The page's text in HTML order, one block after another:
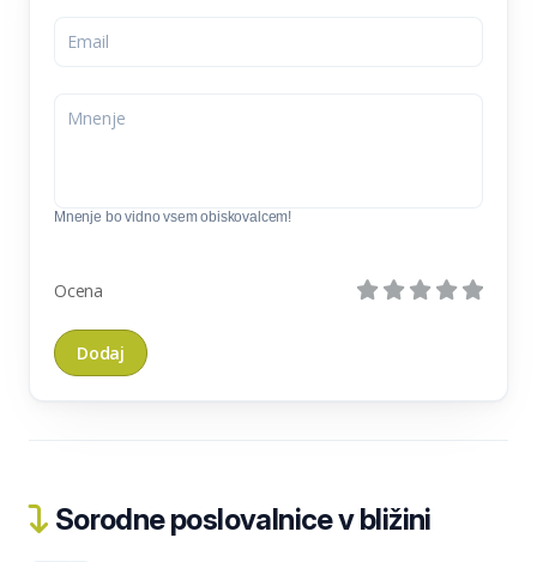
Mnenje bo vidno vsem obiskovalcem!
Ocena
Sorodne poslovalnice v bližini